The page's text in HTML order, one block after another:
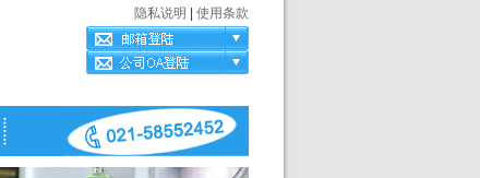
隐私说明 使用条款